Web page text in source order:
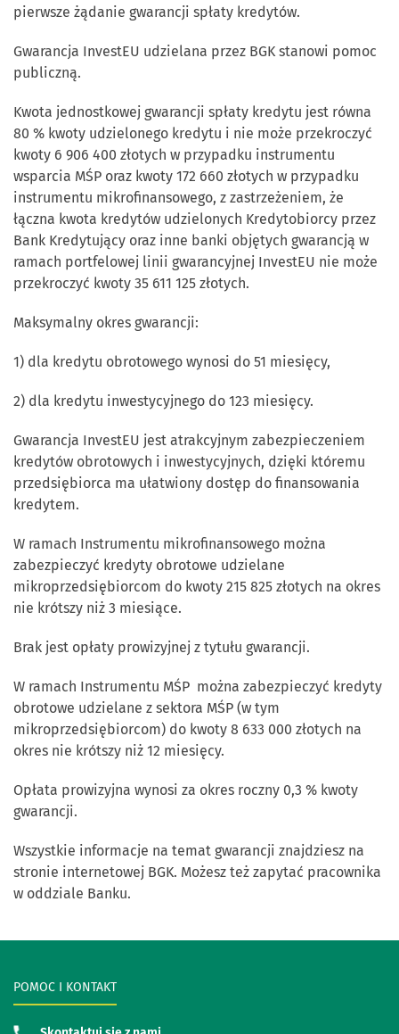
pierwsze żądanie gwarancji spłaty kredytów.
Gwarancja InvestEU udzielana przez BGK stanowi pomoc
publiczną.
Kwota jednostkowej gwarancji spłaty kredytu jest równa
80 % kwoty udzielonego kredytu i nie może przekroczyć
kwoty 6 906 400 złotych w przypadku instrumentu
wsparcia MŚP oraz kwoty 172 660 złotych w przypadku
instrumentu mikrofinansowego, z zastrzeżeniem, że
łączna kwota kredytów udzielonych Kredytobiorcy przez
Bank Kredytujący oraz inne banki objętych gwarancją w
ramach portfelowej linii gwarancyjnej InvestEU nie może
przekroczyć kwoty 35 611 125 złotych.
Maksymalny okres gwarancji:
1) dla kredytu obrotowego wynosi do 51 miesięcy,
2) dla kredytu inwestycyjnego do 123 miesięcy.
Gwarancja InvestEU jest atrakcyjnym zabezpieczeniem
kredytów obrotowych i inwestycyjnych, dzięki któremu
przedsiębiorca ma ułatwiony dostęp do finansowania
kredytem.
W ramach Instrumentu mikrofinansowego można
zabezpieczyć kredyty obrotowe udzielane
mikroprzedsiębiorcom do kwoty 215 825 złotych na okres
nie krótszy niż 3 miesiące.
Brak jest opłaty prowizyjnej z tytułu gwarancji.
W ramach Instrumentu MŚP można zabezpieczyć kredyty
obrotowe udzielane z sektora MŚP (w tym
mikroprzedsiębiorcom) do kwoty 8 633 000 złotych na
okres nie krótszy niż 12 miesięcy.
Opłata prowizyjna wynosi za okres roczny 0,3 % kwoty
gwarancji.
Wszystkie informacje na temat gwarancji znajdziesz na
stronie internetowej BGK. Możesz też zapytać pracownika
w oddziale Banku.
POMOC I KONTAKT